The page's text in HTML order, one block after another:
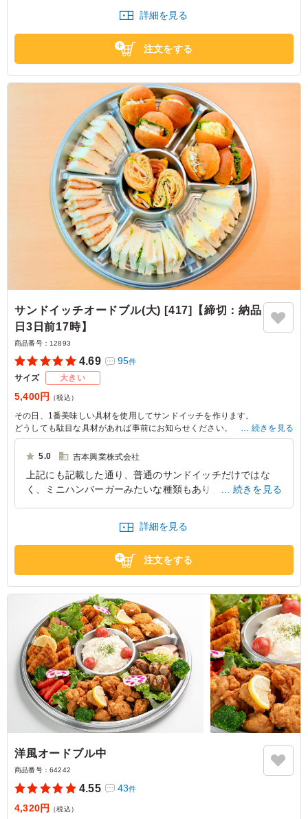
大阪府大阪市中央区南船場
詳細を見る
注文をする
サンドイッチオードブル(大) [417]【締切：納品
日3日前17時】
商品番号： 12893
4.69 95件
サイズ 大きい
5,400円 （税込）
その日、1番美味しい具材を使用してサンドイッチを作ります。
どうしても駄目な具材があれば事前にお知らせください。
目安ボリューム：約7～8人前
続きを見る
5.0 吉本興業株式会社
上記にも記載した通り、普通のサンドイッチだけではな
く、ミニハンバーガーみたいな種類もあり、豪華に感じま
大阪府大阪市中央区大阪城2026/02/26
続きを見る
詳細を見る
注文をする
洋風オードブル中
商品番号： 64242
4.55 43件
4,320円 （税込）